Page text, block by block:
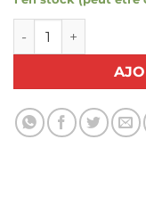
quantité de Plaque